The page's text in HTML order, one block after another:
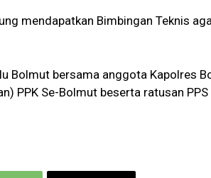
mendapatkan Bimbingan Teknis
Bolmut bersama anggota Kapolres
PPK Se-Bolmut beserta ratusan PPS